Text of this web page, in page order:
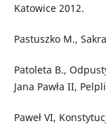
Katowice 2012.
Pastuszko M.,
Patoleta B.,
Jana Pawła II,
Paweł VI,